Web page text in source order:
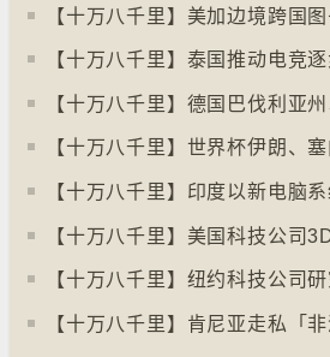
【十万八千里】肯尼亚走私「